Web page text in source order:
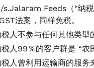
s.Jalaram Feeds（“纳
法案，同样免税。
人不参与任何其他类型
人99％的客户群是 “农
人曾利用运输商的服务